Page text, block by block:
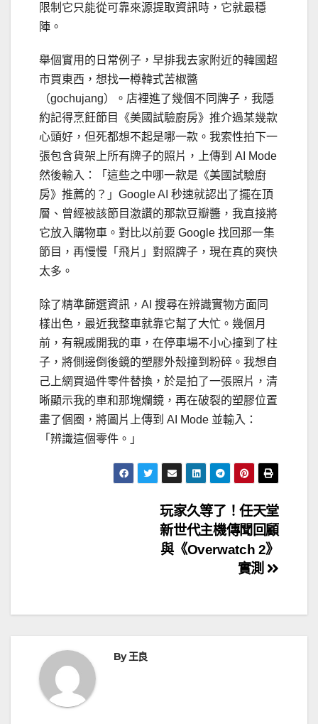
限制它只能從可靠來源提取資訊時，它就最穩
陣。
舉個實用的日常例子，早排我去家附近的韓國超
市買東西，想找一樽韓式苦椒醬
（gochujang）。店裡進了幾個不同牌子，我隱
約記得烹飪節目《美國試驗廚房》推介過某幾款
心頭好，但死都想不起是哪一款。我索性拍下一
張包含貨架上所有牌子的照片，上傳到 AI Mode
然後輸入：「這些之中哪一款是《美國試驗廚
房》推薦的？」Google AI 秒速就認出了擺在頂
層、曾經被該節目激讚的那款豆瓣醬，我直接將
它放入購物車。對比以前要 Google 找回那一集
節目，再慢慢「飛片」對照牌子，現在真的爽快
太多。
除了精準篩選資訊，AI 搜尋在辨識實物方面同
樣出色，最近我整車就靠它幫了大忙。幾個月
前，有親戚開我的車，在停車場不小心撞到了柱
子，將側邊倒後鏡的塑膠外殼撞到粉碎。我想自
己上網買過件零件替換，於是拍了一張照片，清
晰顯示我的車和那塊爛鏡，再在破裂的塑膠位置
畫了個圈，將圖片上傳到 AI Mode 並輸入：
「辨識這個零件。」
玩家久等了！任天堂
新世代主機傳聞回顧
與《Overwatch 2》
實測
By王良